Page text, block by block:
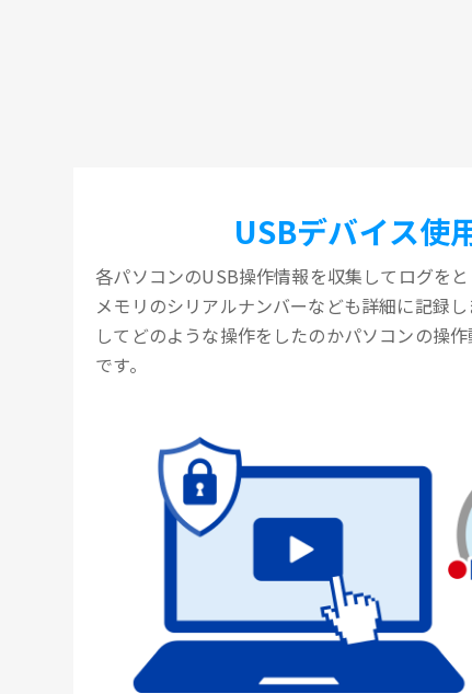
USBデバイス使
各パソコンのUSB操作情報を収集してログを
メモリのシリアルナンバーなども詳細に記録
してどのような操作をしたのかパソコンの操
です。